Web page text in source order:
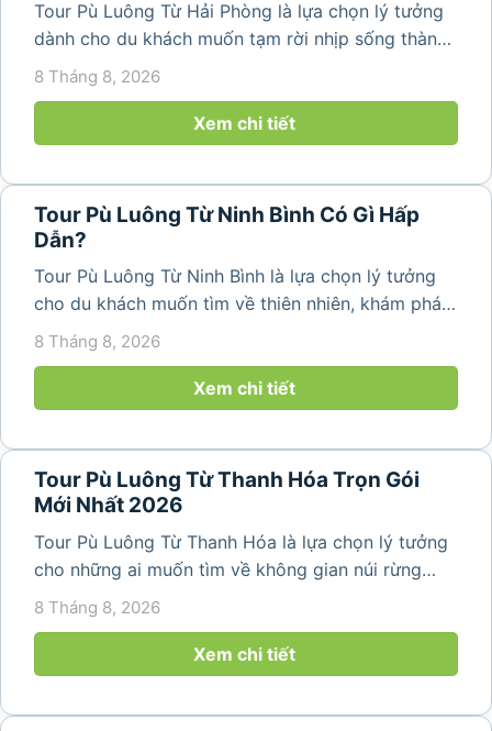
Tour Pù Luông Từ Hải Phòng là lựa chọn lý tưởng
dành cho du khách muốn tạm rời nhịp sống thành
phố để tìm về không gian núi rừng trong lành,
những bản làng bình yên và cảnh quan ruộng bậc
thang đặc trưng. Từ...
8 Tháng 8, 2026
Xem chi tiết
Tour Pù Luông Từ Ninh Bình Có Gì Hấp
Dẫn?
Tour Pù Luông Từ Ninh Bình là lựa chọn lý tưởng
cho du khách muốn tìm về thiên nhiên, khám phá
bản làng và tận hưởng không gian nghỉ dưỡng yên
8 Tháng 8, 2026
Xem chi tiết
Tour Pù Luông Từ Thanh Hóa Trọn Gói
Mới Nhất 2026
Tour Pù Luông Từ Thanh Hóa là lựa chọn lý tưởng
cho những ai muốn tìm về không gian núi rừng
trong lành, ruộng bậc thang xanh mướt và những
bản làng bình yên ngay trong một hành trình ngắn
ngày. Không cần di chuyển...
8 Tháng 8, 2026
Xem chi tiết